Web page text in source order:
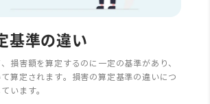
基準の違い
損害額を算定するのに一定の基準があり、
算定されます。損害の算定基準の違いにつ
います。